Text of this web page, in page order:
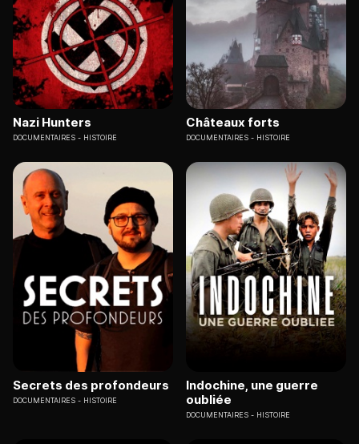
Nazi Hunters
DOCUMENTAIRES HISTOIRE
Châteaux forts
DOCUMENTAIRES HISTOIRE
Secrets des profondeurs
DOCUMENTAIRES HISTOIRE
Indochine, une guerre
oubliée
DOCUMENTAIRES HISTOIRE